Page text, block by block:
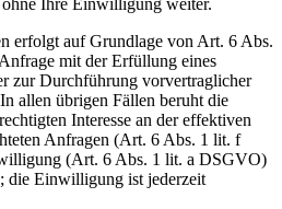
erfolgt auf Grundlage von Art. 6 Abs.
mit der Erfüllung eines
zur Durchführung vorvertraglicher
allen übrigen Fällen beruht die
Interesse an der effektiven
Anfragen (Art. 6 Abs. 1 lit. f
(Art. 6 Abs. 1 lit. a DSGVO)
die Einwilligung ist jederzeit